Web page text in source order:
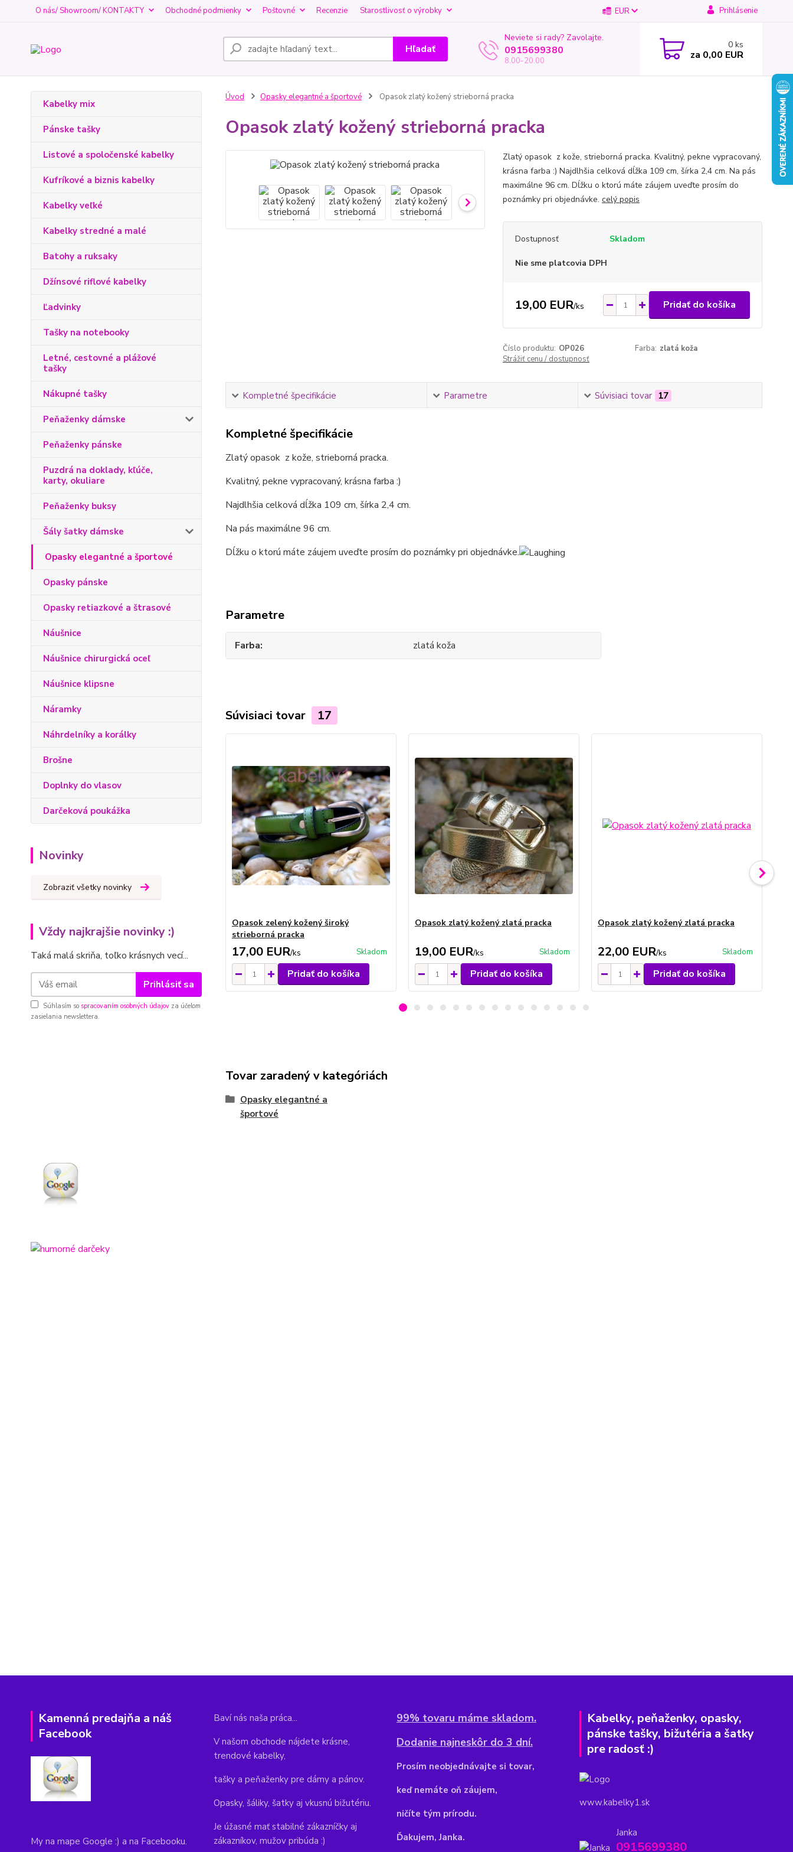
O nás/ Showroom/ KONTAKTY Obchodné podmienky Poštovné Recenzie Starostlivosť o výrobky EUR Prihlásenie
Hľadať
Neviete si rady? Zavolajte.
0915699380
8.00-20.00
0 ks
za 0,00 EUR
Kabelky mix
Pánske tašky
Listové a spoločenské kabelky
Kufríkové a biznis kabelky
Kabelky veľké
Kabelky stredné a malé
Batohy a ruksaky
Džínsové riflové kabelky
Ľadvinky
Tašky na notebooky
Letné, cestovné a plážové
tašky
Nákupné tašky
Peňaženky dámske
Peňaženky pánske
Puzdrá na doklady, kľúče,
karty, okuliare
Peňaženky buksy
Šály šatky dámske
Opasky elegantné a športové
Opasky pánske
Opasky retiazkové a štrasové
Náušnice
Náušnice chirurgická oceľ
Náušnice klipsne
Náramky
Náhrdelníky a korálky
Brošne
Doplnky do vlasov
Darčeková poukážka
Novinky
Zobraziť všetky novinky
Vždy najkrajšie novinky :)
Taká malá skriňa, toľko krásnych vecí...
Prihlásiť sa
Súhlasím so spracovaním osobných údajov za účelom
zasielania newslettera.
Úvod Opasky elegantné a športové Opasok zlatý kožený strieborná pracka
Opasok zlatý kožený strieborná pracka
Zlatý opasok z kože, strieborná pracka. Kvalitný, pekne vypracovaný,
krásna farba :) Najdlhšia celková dĺžka 109 cm, šírka 2,4 cm. Na pás
maximálne 96 cm. Dĺžku o ktorú máte záujem uveďte prosím do
poznámky pri objednávke. celý popis
Dostupnosť Skladom
Nie sme platcovia DPH
19,00 EUR/ks Pridať do košíka
Číslo produktu: OP026 Farba: zlatá koža
Strážiť cenu / dostupnosť
Kompletné špecifikácie Parametre Súvisiaci tovar 17
Kompletné špecifikácie
Zlatý opasok z kože, strieborná pracka.
Kvalitný, pekne vypracovaný, krásna farba :)
Najdlhšia celková dĺžka 109 cm, šírka 2,4 cm.
Na pás maximálne 96 cm.
Dĺžku o ktorú máte záujem uveďte prosím do poznámky pri objednávke.
Parametre
Farba zlatá koža
Súvisiaci tovar 17
Opasok zelený kožený široký
strieborná pracka
17,00 EUR/ks Skladom
Pridať do košíka
Opasok zlatý kožený zlatá pracka
19,00 EUR/ks Skladom
Pridať do košíka
Opasok zlatý kožený zlatá pracka
22,00 EUR/ks Skladom
Pridať do košíka
Tovar zaradený v kategóriách
Opasky elegantné a
športové
Kamenná predajňa a náš
Facebook
My na mape Google :) a na Facebooku.
Baví nás naša práca...
V našom obchode nájdete krásne,
trendové kabelky,
tašky a peňaženky pre dámy a pánov.
Opasky, šáliky, šatky aj vkusnú bižutériu.
Je úžasné mať stabilné zákazníčky aj
zákazníkov, mužov pribúda :)
99% tovaru máme skladom.
Dodanie najneskôr do 3 dní.
Prosím neobjednávajte si tovar,
keď nemáte oň záujem,
ničíte tým prírodu.
Ďakujem, Janka.
Kabelky, peňaženky, opasky,
pánske tašky, bižutéria a šatky
pre radosť :)
www.kabelky1.sk
Janka
0915699380